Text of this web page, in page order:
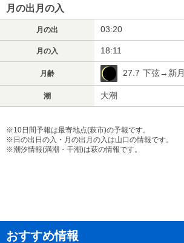
月の出月の入
月の出 03:20
月の入 18:11
月齢 27.7 下弦→新月
潮 大潮
※10日間予報は最寄地点(萩市)の予報です。
※日の出日の入・月の出月の入は山口の情報です。
※潮汐情報(満潮・干潮)は萩の情報です。
おすすめ情報